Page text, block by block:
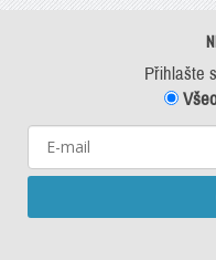
Přihlašte